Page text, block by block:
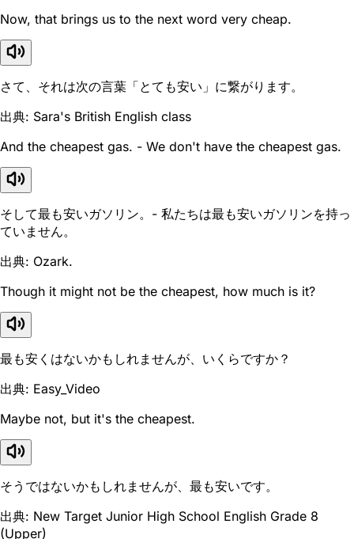
Now, that brings us to the next word very cheap.
さて、それは次の言葉「とても安い」に繋がります。
出典: Sara's British English class
And the cheapest gas. - We don't have the cheapest gas.
そして最も安いガソリン。- 私たちは最も安いガソリンを持っ
ていません。
出典: Ozark.
Though it might not be the cheapest, how much is it?
最も安くはないかもしれませんが、いくらですか？
出典: Easy_Video
Maybe not, but it's the cheapest.
そうではないかもしれませんが、最も安いです。
出典: New Target Junior High School English Grade 8
(Upper)